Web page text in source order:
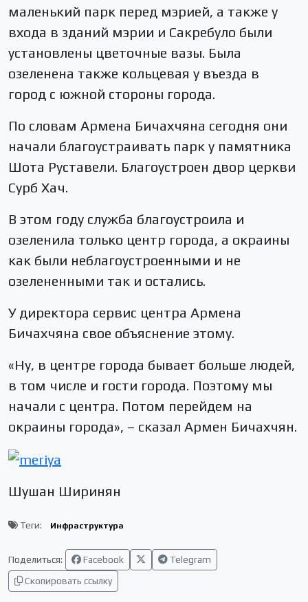
маленький парк перед мэрией, а также у
входа в зданий мэрии и Сакребуло были
установлены цветочные вазы. Была
озеленена также кольцевая у въезда в
город с южной стороны города.
По словам Армена Бичахчяна сегодня они
начали благоустраивать парк у памятника
Шота Руставели. Благоустроен двор церкви
Сурб Хач.
В этом году служба благоустроила и
озеленила только центр города, а окраины
как были неблагоустроенными и не
озелененными так и остались.
У директора сервис центра Армена
Бичахчяна свое объяснение этому.
«Ну, в центре города бывает больше людей,
в том числе и гости города. Поэтому мы
начали с центра. Потом перейдем на
окраины города», – сказал Армен Бичахчян.
Шушан Ширинян
Теги: Инфраструктура
Поделиться: Facebook
Telegram
Скопировать ссылку